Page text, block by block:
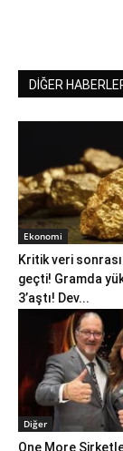
DİĞER
Ekonomi
Kritik veri
geçti! Gramda
3’aştı! Dev...
Diğer
One More